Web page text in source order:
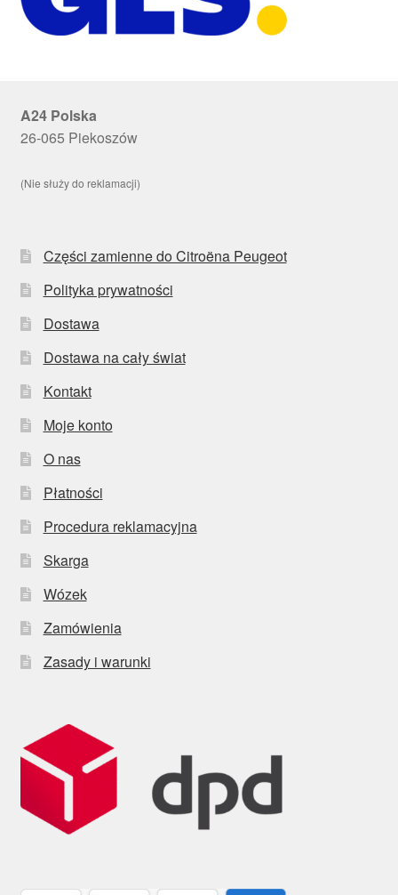
A24 Polska
26-065 Piekoszów
(Nie służy do reklamacji)
Części zamienne do Citroëna Peugeot
Polityka prywatności
Dostawa
Dostawa na cały świat
Kontakt
Moje konto
O nas
Płatności
Procedura reklamacyjna
Skarga
Wózek
Zamówienia
Zasady i warunki